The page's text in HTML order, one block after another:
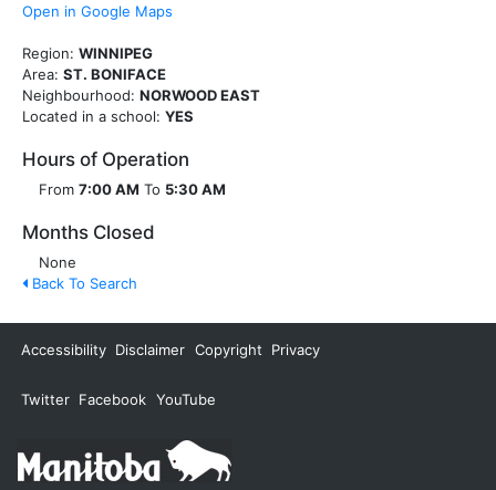
Open in Google Maps
Region: WINNIPEG
Area: ST. BONIFACE
Neighbourhood: NORWOOD EAST
Located in a school: YES
Hours of Operation
From 7:00 AM To 5:30 AM
Months Closed
None
Back To Search
Accessibility Disclaimer Copyright Privacy
Twitter Facebook YouTube